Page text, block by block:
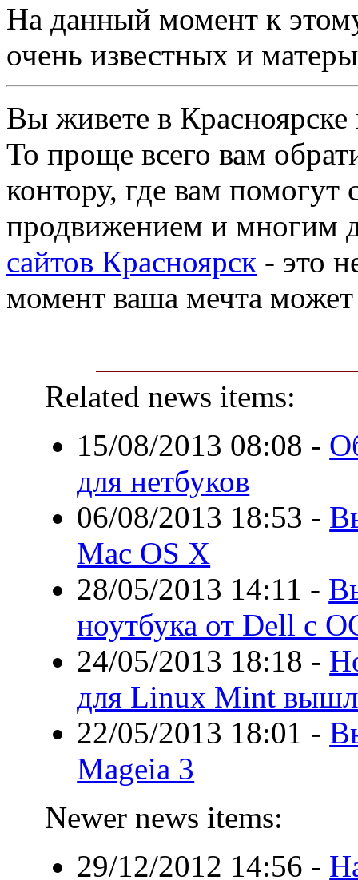
На данный момент к
очень известных и
Вы живете в Красноярске
То проще всего вам
контору, где вам помогут
продвижением и многим
сайтов Красноярск - это
момент ваша мечта может
Related news items:
15/08/2013 08:08 -
для нетбуков
06/08/2013 18:53 -
Mac OS X
28/05/2013 14:11 -
ноутбука от Dell с
24/05/2013 18:18 -
для Linux Mint
22/05/2013 18:01 -
Mageia 3
Newer news items:
29/12/2012 14:56 -